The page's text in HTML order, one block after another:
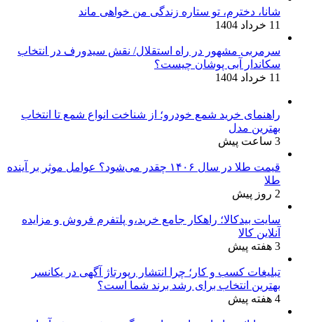
شانا، دخترم، تو ستاره زندگی من خواهی ماند
11 خرداد 1404
سرمربی مشهور در راه استقلال/ نقش سیدورف در انتخاب
سکاندار آبی پوشان چیست؟
11 خرداد 1404
راهنمای خرید شمع خودرو؛ از شناخت انواع شمع تا انتخاب
بهترین مدل
3 ساعت پیش
قیمت طلا در سال ۱۴۰۶ چقدر می‌شود؟ عوامل موثر بر آینده
طلا
2 روز پیش
سایت بیدکالا؛ راهکار جامع خرید،و پلتفرم فروش و مزایده
آنلاین کالا
3 هفته پیش
تبلیغات کسب و کار؛ چرا انتشار رپورتاژ آگهی در یکانسر
بهترین انتخاب برای رشد برند شما است؟
4 هفته پیش